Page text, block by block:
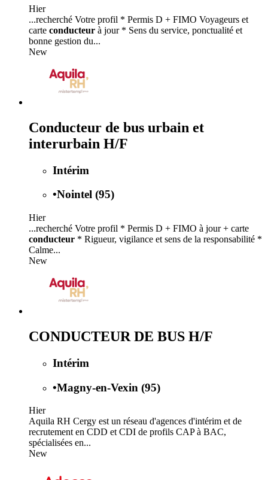
Hier
...recherché Votre profil * Permis D + FIMO Voyageurs et
carte conducteur à jour * Sens du service, ponctualité et
bonne gestion du...
New
Conducteur de bus urbain et
interurbain H/F
Intérim
•Nointel (95)
Hier
...recherché Votre profil * Permis D + FIMO à jour + carte
conducteur * Rigueur, vigilance et sens de la responsabilité *
Calme...
New
CONDUCTEUR DE BUS H/F
Intérim
•Magny-en-Vexin (95)
Hier
Aquila RH Cergy est un réseau d'agences d'intérim et de
recrutement en CDD et CDI de profils CAP à BAC,
spécialisées en...
New